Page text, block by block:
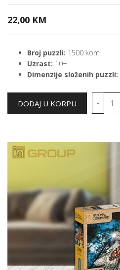
22,00 KM
Broj puzzli: 1500 kom
Uzrast: 10+
Dimenzije složenih puzzli: